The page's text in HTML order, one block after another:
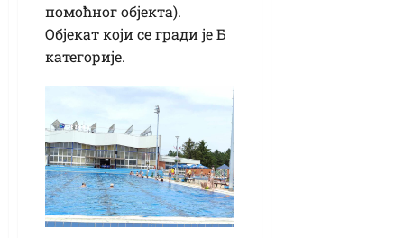
помоћног објекта).
Објекат који се гради је Б
категорије.